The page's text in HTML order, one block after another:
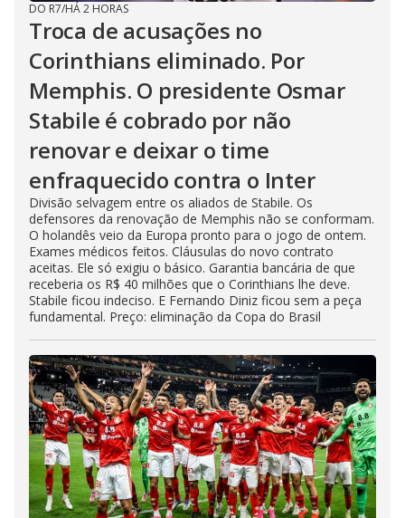
DO R7/HÁ 2 HORAS
Troca de acusações no
Corinthians eliminado. Por
Memphis. O presidente Osmar
Stabile é cobrado por não
renovar e deixar o time
enfraquecido contra o Inter
Divisão selvagem entre os aliados de Stabile. Os
defensores da renovação de Memphis não se conformam.
O holandês veio da Europa pronto para o jogo de ontem.
Exames médicos feitos. Cláusulas do novo contrato
aceitas. Ele só exigiu o básico. Garantia bancária de que
receberia os R$ 40 milhões que o Corinthians lhe deve.
Stabile ficou indeciso. E Fernando Diniz ficou sem a peça
fundamental. Preço: eliminação da Copa do Brasil